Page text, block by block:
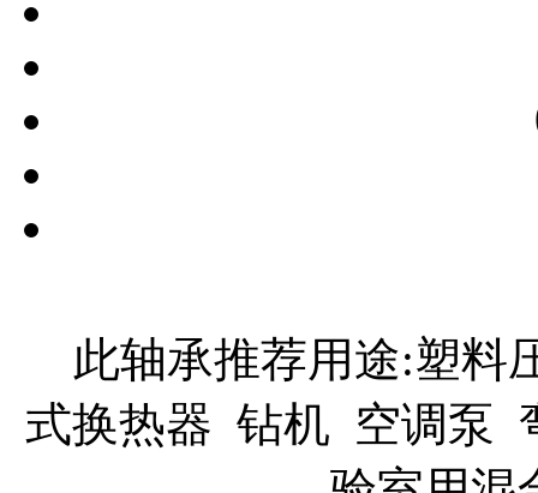
此轴承推荐用途:塑料
式换热器 钻机 空调泵